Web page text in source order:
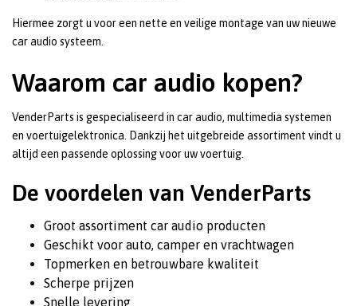
Hiermee zorgt u voor een nette en veilige montage van uw nieuwe
car audio systeem.
Waarom car audio kopen?
VenderParts is gespecialiseerd in car audio, multimedia systemen
en voertuigelektronica. Dankzij het uitgebreide assortiment vindt u
altijd een passende oplossing voor uw voertuig.
De voordelen van VenderParts
Groot assortiment car audio producten
Geschikt voor auto, camper en vrachtwagen
Topmerken en betrouwbare kwaliteit
Scherpe prijzen
Snelle levering